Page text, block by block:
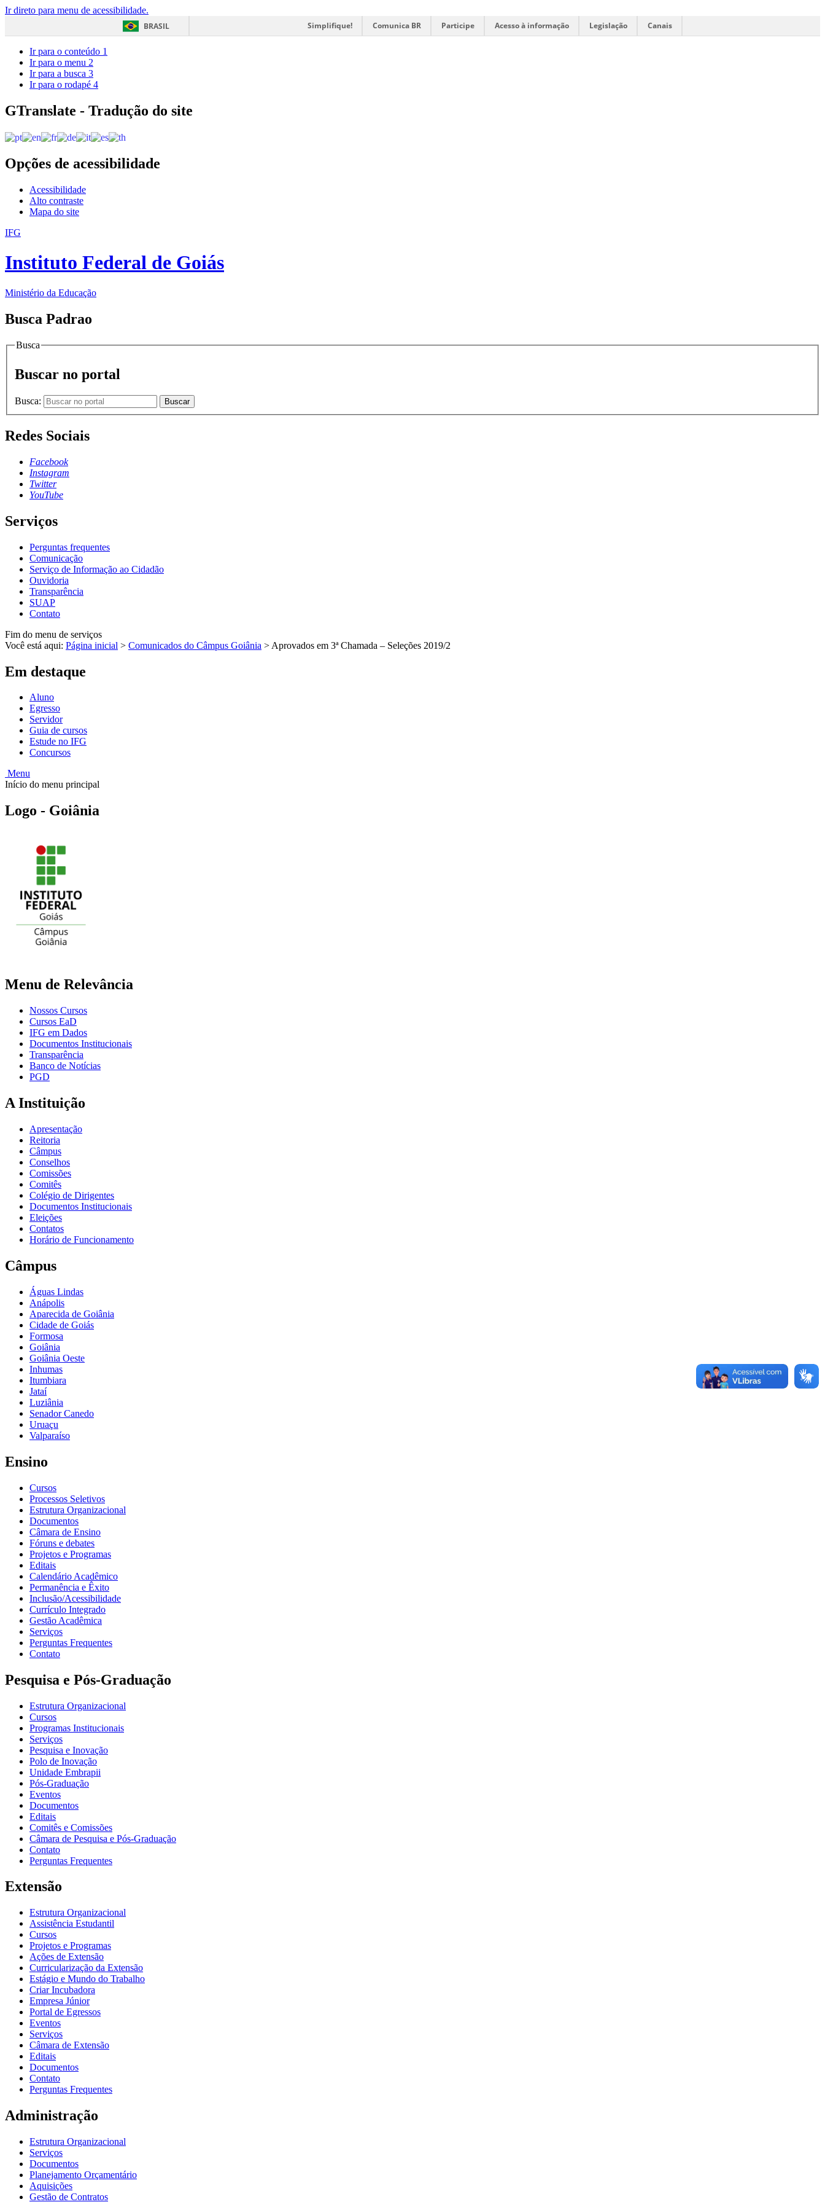
Ir direto para menu de acessibilidade.
BRASIL
Simplifique! Comunica BR Participe Acesso à informação Legislação Canais
Ir para o conteúdo 1
Ir para o menu 2
Ir para a busca 3
Ir para o rodapé 4
GTranslate - Tradução do site
Opções de acessibilidade
Acessibilidade
Alto contraste
Mapa do site
IFG
Instituto Federal de Goiás
Ministério da Educação
Busca Padrao
Busca
Buscar no portal
Busca: Buscar
Redes Sociais
Facebook
Instagram
Twitter
YouTube
Serviços
Perguntas frequentes
Comunicação
Serviço de Informação ao Cidadão
Ouvidoria
Transparência
SUAP
Contato
Fim do menu de serviços
Você está aqui: Página inicial > Comunicados do Câmpus Goiânia > Aprovados em 3ª Chamada – Seleções 2019/2
Em destaque
Aluno
Egresso
Servidor
Guia de cursos
Estude no IFG
Concursos
Menu
Início do menu principal
Logo - Goiânia
Menu de Relevância
Nossos Cursos
Cursos EaD
IFG em Dados
Documentos Institucionais
Transparência
Banco de Notícias
PGD
A Instituição
Apresentação
Reitoria
Câmpus
Conselhos
Comissões
Comitês
Colégio de Dirigentes
Documentos Institucionais
Eleições
Contatos
Horário de Funcionamento
Câmpus
Águas Lindas
Anápolis
Aparecida de Goiânia
Cidade de Goiás
Formosa
Goiânia
Goiânia Oeste
Inhumas
Itumbiara
Jataí
Luziânia
Senador Canedo
Uruaçu
Valparaíso
Ensino
Cursos
Processos Seletivos
Estrutura Organizacional
Documentos
Câmara de Ensino
Fóruns e debates
Projetos e Programas
Editais
Calendário Acadêmico
Permanência e Êxito
Inclusão/Acessibilidade
Currículo Integrado
Gestão Acadêmica
Serviços
Perguntas Frequentes
Contato
Pesquisa e Pós-Graduação
Estrutura Organizacional
Cursos
Programas Institucionais
Serviços
Pesquisa e Inovação
Polo de Inovação
Unidade Embrapii
Pós-Graduação
Eventos
Documentos
Editais
Comitês e Comissões
Câmara de Pesquisa e Pós-Graduação
Contato
Perguntas Frequentes
Extensão
Estrutura Organizacional
Assistência Estudantil
Cursos
Projetos e Programas
Ações de Extensão
Curricularização da Extensão
Estágio e Mundo do Trabalho
Criar Incubadora
Empresa Júnior
Portal de Egressos
Eventos
Serviços
Câmara de Extensão
Editais
Documentos
Contato
Perguntas Frequentes
Administração
Estrutura Organizacional
Serviços
Documentos
Planejamento Orçamentário
Aquisições
Gestão de Contratos